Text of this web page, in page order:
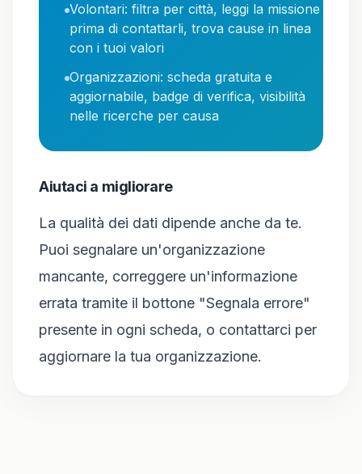
Volontari: filtra per città, leggi la missione
prima di contattarli, trova cause in linea
con i tuoi valori
Organizzazioni: scheda gratuita e
aggiornabile, badge di verifica, visibilità
nelle ricerche per causa
Aiutaci a migliorare
La qualità dei dati dipende anche da te.
Puoi segnalare un'organizzazione
mancante, correggere un'informazione
errata tramite il bottone "Segnala errore"
presente in ogni scheda, o contattarci per
aggiornare la tua organizzazione.